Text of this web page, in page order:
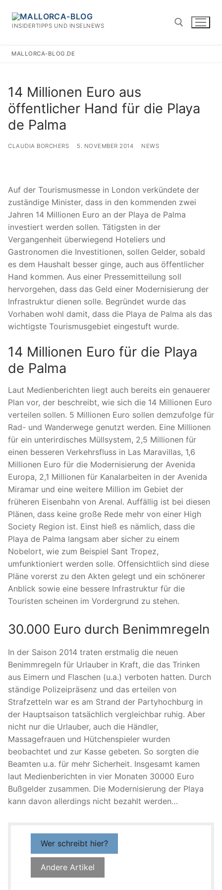
Inhalt
springen
INSIDERTIPPS UND INSELNEWS
MALLORCA-BLOG.DE
14 Millionen Euro aus
öffentlicher Hand für die Playa
de Palma
CLAUDIA BORCHERS 5. NOVEMBER 2014 NEWS
Auf der Tourismusmesse in London verkündete der
zuständige Minister, dass in den kommenden zwei
Jahren 14 Millionen Euro an der Playa de Palma
investiert werden sollen. Tätigsten in der
Vergangenheit überwiegend Hoteliers und
Gastronomen die Investitionen, sollen Gelder, sobald
es dem Haushalt besser ginge, auch aus öffentlicher
Hand kommen. Aus einer Pressemitteilung soll
hervorgehen, dass das Geld einer Modernisierung der
Infrastruktur dienen solle. Begründet wurde das
Vorhaben wohl damit, dass die Playa de Palma als das
wichtigste Tourismusgebiet eingestuft wurde.
14 Millionen Euro für die Playa
de Palma
Laut Medienberichten liegt auch bereits ein genauerer
Plan vor, der beschreibt, wie sich die 14 Millionen Euro
verteilen sollen. 5 Millionen Euro sollen demzufolge für
Rad- und Wanderwege genutzt werden. Eine Millionen
für ein unterirdisches Müllsystem, 2,5 Millionen für
einen besseren Verkehrsfluss in Las Maravillas, 1,6
Millionen Euro für die Modernisierung der Avenida
Europa, 2,1 Millionen für Kanalarbeiten in der Avenida
Miramar und eine weitere Million im Gebiet der
früheren Eisenbahn von Arenal. Auffällig ist bei diesen
Plänen, dass keine große Rede mehr von einer High
Society Region ist. Einst hieß es nämlich, dass die
Playa de Palma langsam aber sicher zu einem
Nobelort, wie zum Beispiel Sant Tropez,
umfunktioniert werden solle. Offensichtlich sind diese
Pläne vorerst zu den Akten gelegt und ein schönerer
Anblick sowie eine bessere Infrastruktur für die
Touristen scheinen im Vordergrund zu stehen.
30.000 Euro durch Benimmregeln
In der Saison 2014 traten erstmalig die neuen
Benimmregeln für Urlauber in Kraft, die das Trinken
aus Eimern und Flaschen (u.a.) verboten hatten. Durch
ständige Polizeipräsenz und das erteilen von
Strafzetteln war es am Strand der Partyhochburg in
der Hauptsaison tatsächlich vergleichbar ruhig. Aber
nicht nur die Urlauber, auch die Händler,
Massagefrauen und Hütchenspieler wurden
beobachtet und zur Kasse gebeten. So sorgten die
Beamten u.a. für mehr Sicherheit. Insgesamt kamen
laut Medienberichten in vier Monaten 30000 Euro
Bußgelder zusammen. Die Modernisierung der Playa
kann davon allerdings nicht bezahlt werden…
Wer schreibt hier?
Andere Artikel